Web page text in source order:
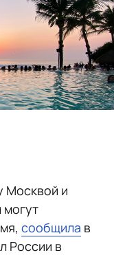
Москвой и
сообщила в
России в